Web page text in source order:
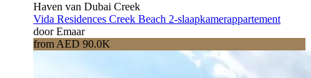
Haven van Dubai Creek
Vida Residences Creek Beach 2-slaapkamerappartement
door Emaar
from AED 90.0K